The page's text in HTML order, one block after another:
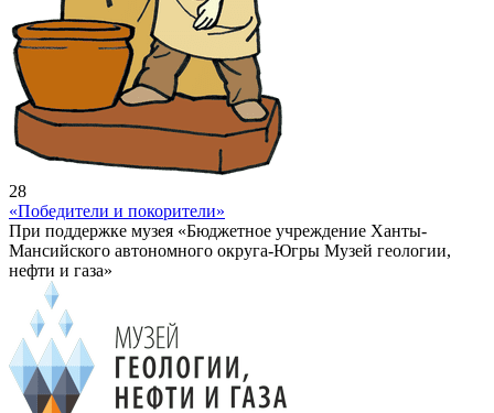
28
«Победители и покорители»
При поддержке музея «Бюджетное учреждение Ханты-
Мансийского автономного округа-Югры Музей геологии,
нефти и газа»